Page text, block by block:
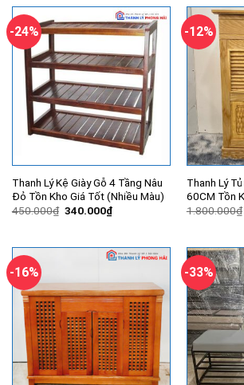
2.100.000₫.
-24%
Thanh Lý Kệ Giày Gỗ 4 Tầng Nâu
Đỏ Tồn Kho Giá Tốt (Nhiều Màu)
450.000₫ Giá
340.000₫Giá
hiện
340.000₫.
-12%
Thanh Lý
60CM Tồn
1.800.000₫
-16% -33%